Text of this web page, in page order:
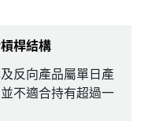
桿結構
反向產品屬單日產
不適合持有超過一